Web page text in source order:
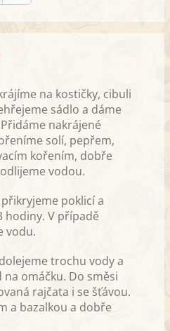
na kostičky, cibuli
sádlo a dáme
nakrájené
solí, pepřem,
kořením, dobře
vodou.
poklicí a
hodiny. V případě
vodu.
trochu vody a
omáčku. Do směsi
rajčata i se šťávou.
a bazalkou a dobře